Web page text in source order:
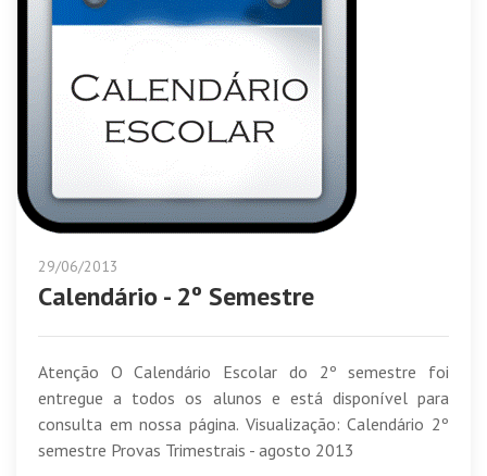
29/06/2013
Calendário - 2º Semestre
Atenção O Calendário Escolar do 2º semestre foi
entregue a todos os alunos e está disponível para
consulta em nossa página. Visualização: Calendário 2º
semestre Provas Trimestrais - agosto 2013